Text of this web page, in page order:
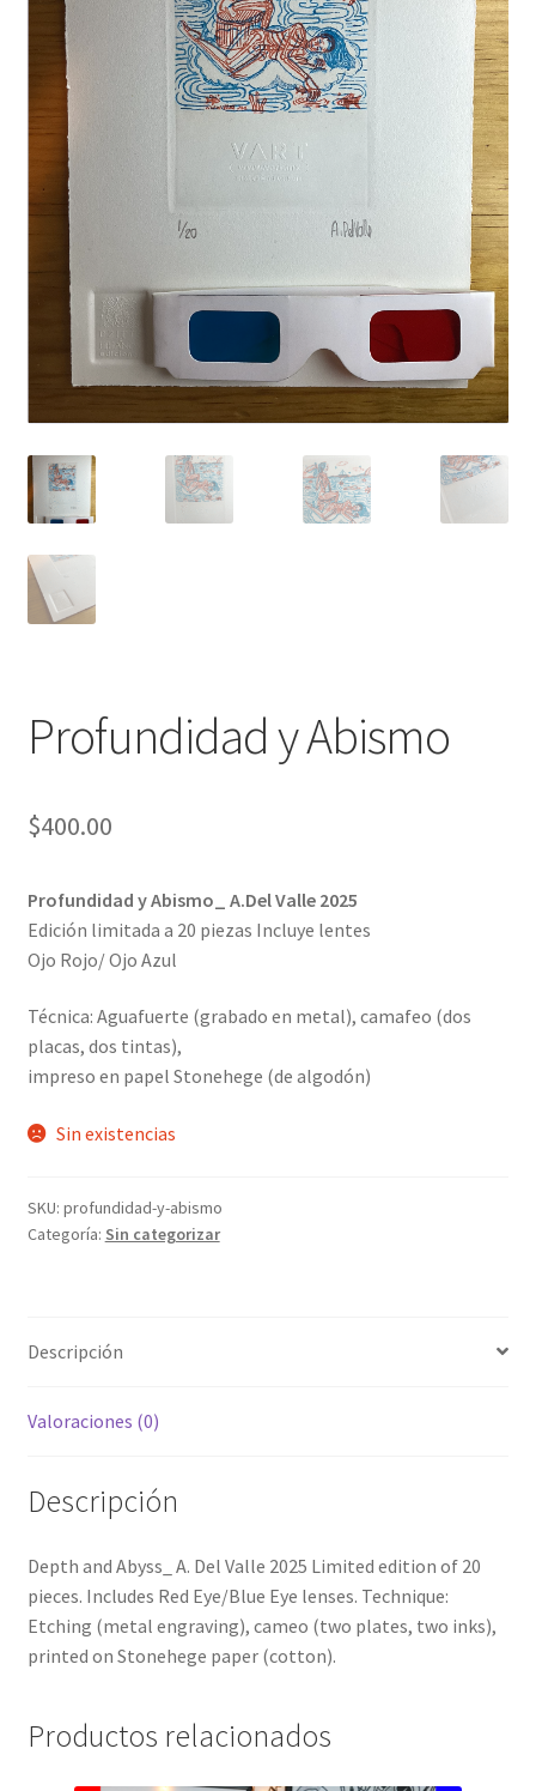
Profundidad y Abismo
$400.00
Profundidad y Abismo_ A.Del Valle 2025
Edición limitada a 20 piezas Incluye lentes
Ojo Rojo/ Ojo Azul
Técnica: Aguafuerte (grabado en metal), camafeo (dos
placas, dos tintas),
impreso en papel Stonehege (de algodón)
Sin existencias
SKU: profundidad-y-abismo
Categoría: Sin categorizar
Descripción
Valoraciones (0)
Descripción
Depth and Abyss_ A. Del Valle 2025 Limited edition of 20
pieces. Includes Red Eye/Blue Eye lenses. Technique:
Etching (metal engraving), cameo (two plates, two inks),
printed on Stonehege paper (cotton).
Productos relacionados